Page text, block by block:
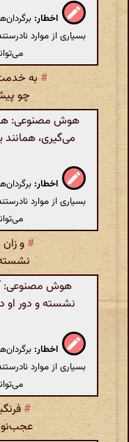
اخطار:
بسیاری از موارد
# به
چو
هوش مصنوعی:
می‌گیری،
اخطار:
بسیاری از موارد
# و
نشسته
هوش مصنوعی:
نشسته و دور او
اخطار:
بسیاری از موارد
#